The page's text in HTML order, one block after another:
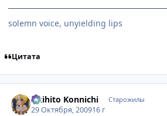
solemn voice, unyielding lips
Цитата
Akihito Konnichi Старожилы
29 Октября, 200916 г